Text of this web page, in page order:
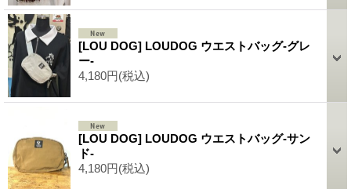
[LOU DOG] LOUDOG ウエストバッグ-グレ
ー-
4,180円(税込)
[LOU DOG] LOUDOG ウエストバッグ-サン
ド-
4,180円(税込)